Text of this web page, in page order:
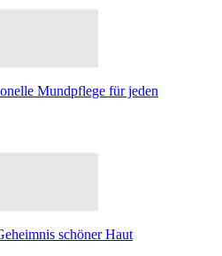
Mundpflege für jeden
schöner Haut